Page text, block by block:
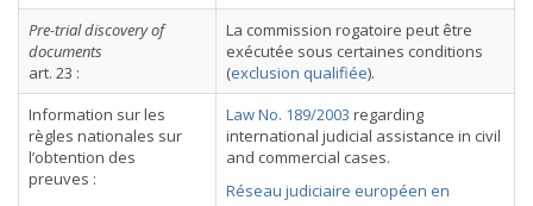
Pre-trial discovery of
documents
art. 23 :
La commission rogatoire peut être
exécutée sous certaines conditions
(exclusion qualifiée).
Information sur les
règles nationales sur
l’obtention des
preuves :
Law No. 189/2003 regarding
international judicial assistance in civil
and commercial cases.
Réseau judiciaire européen en